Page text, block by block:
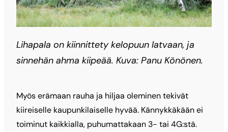
Lihapala on kiinnittety kelopuun latvaan, ja
sinnehän ahma kiipeää. Kuva: Panu Könönen.
Myös erämaan rauha ja hiljaa oleminen tekivät
kiireiselle kaupunkilaiselle hyvää. Kännykkäkään ei
toiminut kaikkialla, puhumattakaan 3- tai 4G:stä.